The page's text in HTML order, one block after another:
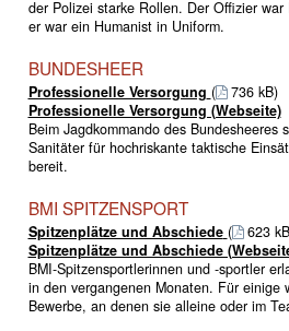
der Polizei starke Rollen. Der Offizier
er war ein Humanist in Uniform.
BUNDESHEER
Professionelle Versorgung (
736 kB)
Professionelle Versorgung (Webseite)
Beim Jagdkommando des Bundesheeres
Sanitäter für hochriskante taktische
bereit.
BMI SPITZENSPORT
Spitzenplätze und Abschiede (
623
Spitzenplätze und Abschiede
BMI-Spitzensportlerinnen und -sportler
in den vergangenen Monaten. Für einige
Bewerbe, an denen sie alleine oder im